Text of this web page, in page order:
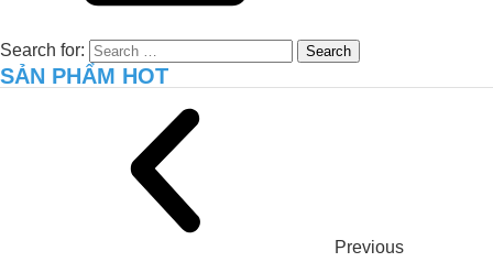
Search for:
SẢN PHẨM HOT
Previous